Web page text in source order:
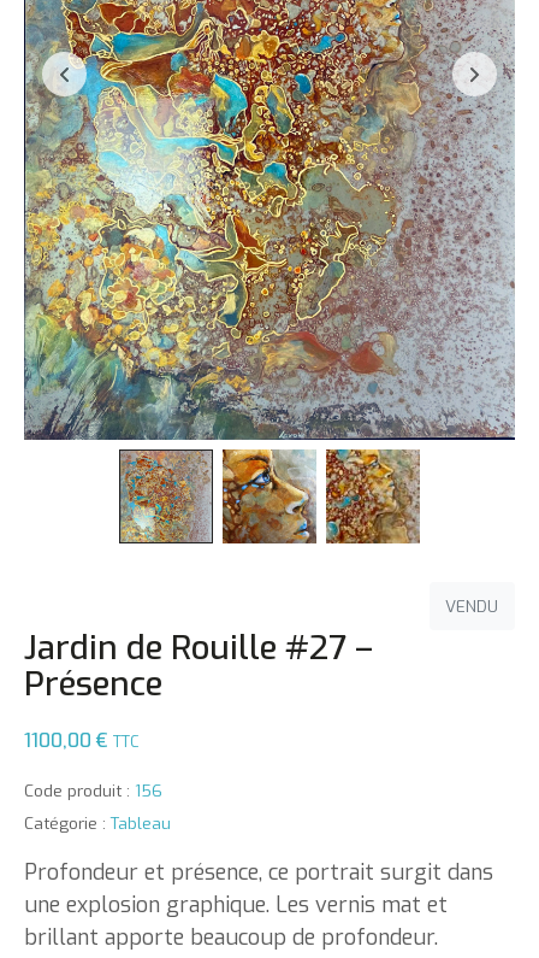
VENDU
Jardin de Rouille #27 –
Présence
1100,00 € TTC
Code produit : 156
Catégorie : Tableau
Profondeur et présence, ce portrait surgit dans
une explosion graphique. Les vernis mat et
brillant apporte beaucoup de profondeur.